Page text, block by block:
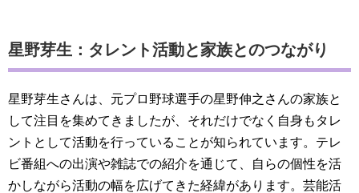
星野芽生：タレント活動と家族とのつながり
星野芽生さんは、元プロ野球選手の星野伸之さんの家族と
して注目を集めてきましたが、それだけでなく自身もタレ
ントとして活動を行っていることが知られています。テレ
ビ番組への出演や雑誌での紹介を通じて、自らの個性を活
かしながら活動の幅を広げてきた経緯があります。芸能活